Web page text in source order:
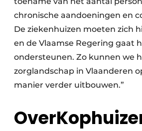
chronische aandoeningen en
De ziekenhuizen moeten zich
en de Vlaamse Regering gaat
ondersteunen. Zo kunnen we
zorglandschap in Vlaanderen
manier verder uitbouwen.”